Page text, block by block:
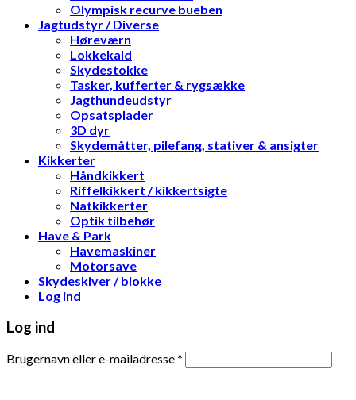
Olympisk recurve bueben
Jagtudstyr / Diverse
Høreværn
Lokkekald
Skydestokke
Tasker, kufferter & rygsække
Jagthundeudstyr
Opsatsplader
3D dyr
Skydemåtter, pilefang, stativer & ansigter
Kikkerter
Håndkikkert
Riffelkikkert / kikkertsigte
Natkikkerter
Optik tilbehør
Have & Park
Havemaskiner
Motorsave
Skydeskiver / blokke
Log ind
Log ind
Brugernavn eller e-mailadresse*